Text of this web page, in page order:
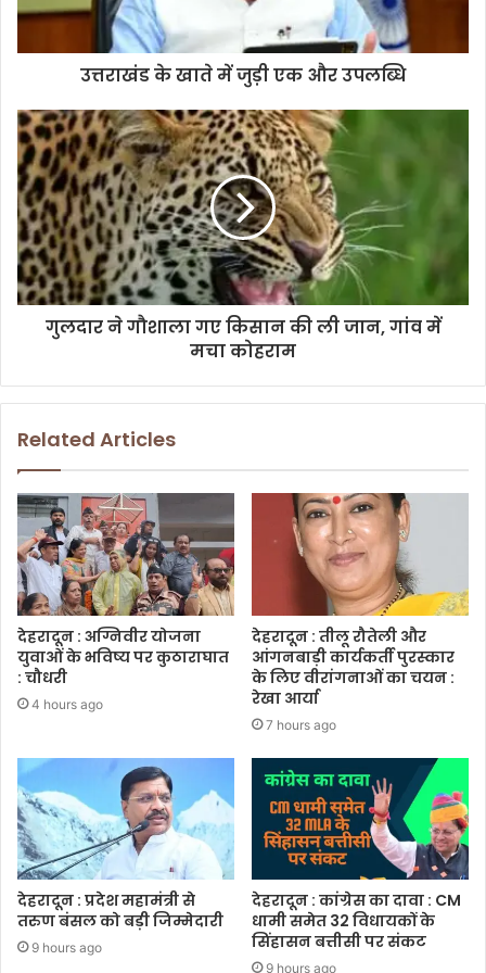
a
e
s
s
उत्तराखंड के खाते में जुड़ी एक और उपलब्धि
गुलदार ने गौशाला गए किसान की ली जान, गांव में
मचा कोहराम
Related Articles
देहरादून : अग्निवीर योजना
युवाओं के भविष्य पर कुठाराघात
: चौधरी
4 hours ago
देहरादून : तीलू रौतेली और
आंगनबाड़ी कार्यकर्ती पुरस्कार
के लिए वीरांगनाओं का चयन :
रेखा आर्या
7 hours ago
देहरादून : प्रदेश महामंत्री से
तरुण बंसल को बड़ी जिम्मेदारी
9 hours ago
देहरादून : कांग्रेस का दावा : CM
धामी समेत 32 विधायकों के
सिंहासन बत्तीसी पर संकट
9 hours ago